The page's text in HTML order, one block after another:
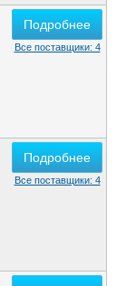
Подробнее
Все поставщики: 4
Подробнее
Все поставщики: 4